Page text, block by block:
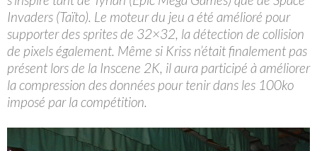
Invaders (Taïto). Le moteur du jeu a été amélioré pour
supporter des sprites de 32×32, la détection de collision
de pixels également. Même si Kriss n’était finalement pas
présent lors de la Inscene 2K, il aura participé à améliorer
la compression des données pour tenir dans les 100ko
imposé par la compétition.